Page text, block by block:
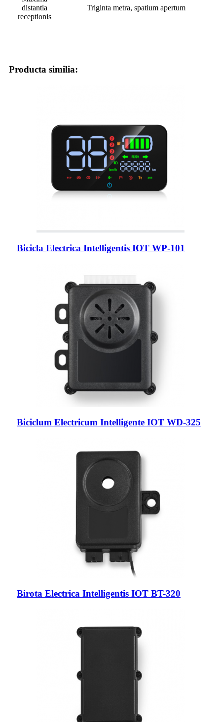
distantia
receptionis
Triginta metra, spatium apertum
Producta similia:
Bicicla Electrica Intelligentis IOT WP-101
Biciclum Electricum Intelligente IOT WD-325
Birota Electrica Intelligentis IOT BT-320